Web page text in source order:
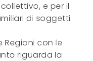
e per il
di soggetti
Regioni con le
riguarda la